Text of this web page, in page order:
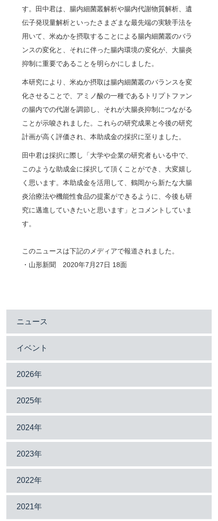
慶應義塾大学
す。田中君は、腸内細菌叢解析や腸内代謝物質解析、遺
伝子発現量解析といったさまざまな最先端の実験手法を
用いて、米ぬかを摂取することによる腸内細菌叢のバラ
ンスの変化と、それに伴った腸内環境の変化が、大腸炎
抑制に重要であることを明らかにしました。
本研究により、米ぬか摂取は腸内細菌叢のバランスを変
化させることで、アミノ酸の一種であるトリプトファン
の腸内での代謝を調節し、それが大腸炎抑制につながる
ことが示唆されました。これらの研究成果と今後の研究
計画が高く評価され、本助成金の採択に至りました。
田中君は採択に際し「大学や企業の研究者もいる中で、
このような助成金に採択して頂くことができ、大変嬉し
く思います。本助成金を活用して、鶴岡から新たな大腸
炎治療法や機能性食品の提案ができるように、今後も研
究に邁進していきたいと思います」とコメントしていま
す。
このニュースは下記のメディアで報道されました。
・山形新聞 2020年7月27日 18面
ニュース
イベント
2026年
2025年
2024年
2023年
2022年
2021年